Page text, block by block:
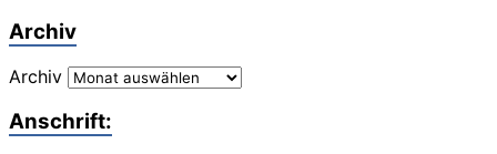
Archiv
Archiv
Anschrift: